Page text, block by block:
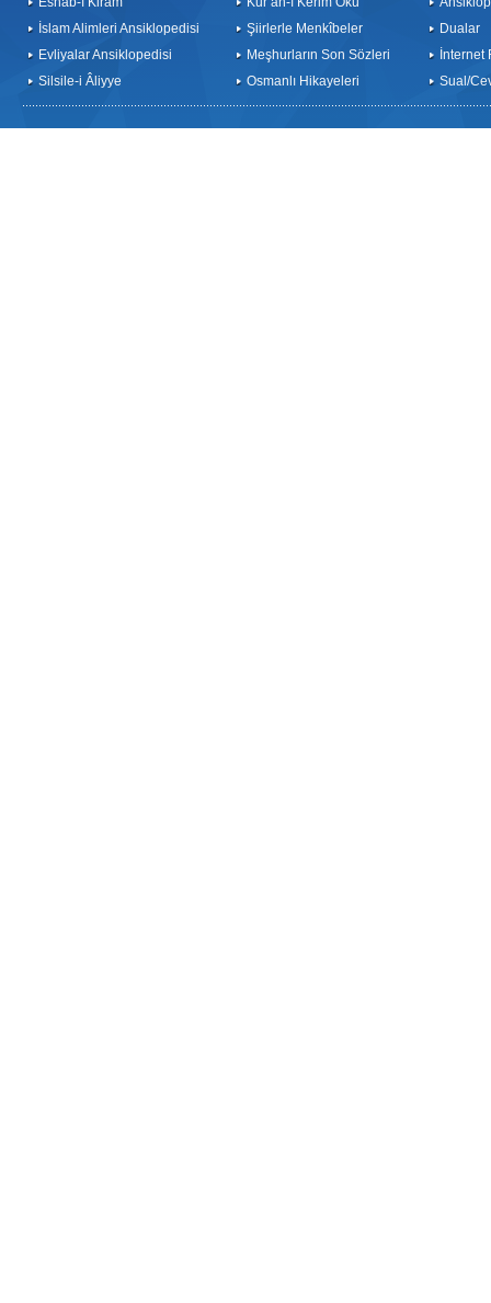
İslam Alimleri Ansiklopedisi
Evliyalar Ansiklopedisi
Silsile-i Âliyye
Şiirlerle Menkîbeler
Meşhurların Son Sözleri
Osmanlı Hikayeleri
Dualar
İnternet
Sual/